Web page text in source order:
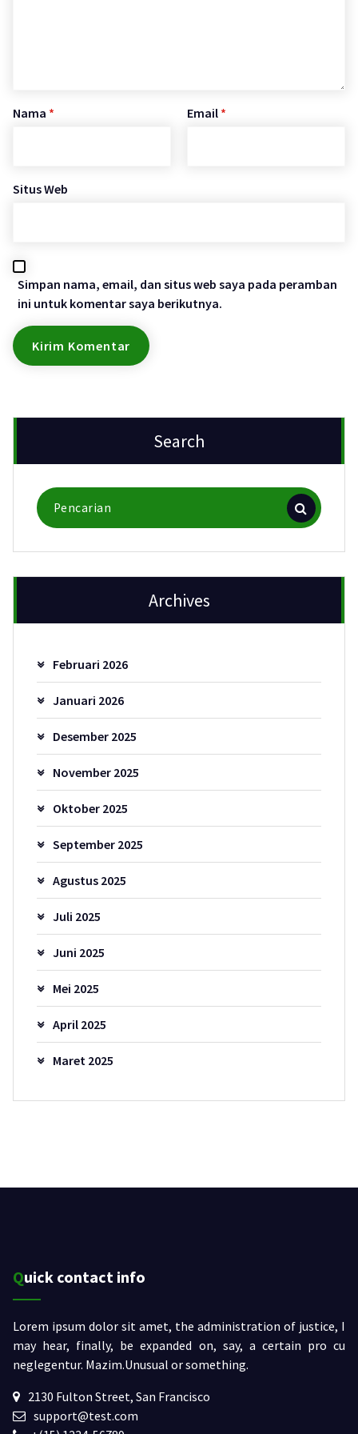
Nama * Email *
Situs Web
Simpan nama, email, dan situs web saya pada peramban
ini untuk komentar saya berikutnya.
Search
Pencarian
untuk:
Archives
Februari 2026
Januari 2026
Desember 2025
November 2025
Oktober 2025
September 2025
Agustus 2025
Juli 2025
Juni 2025
Mei 2025
April 2025
Maret 2025
Quick contact info
Lorem ipsum dolor sit amet, the administration of justice, I
may hear, finally, be expanded on, say, a certain pro cu
neglegentur. Mazim.Unusual or something.
2130 Fulton Street, San Francisco
support@test.com